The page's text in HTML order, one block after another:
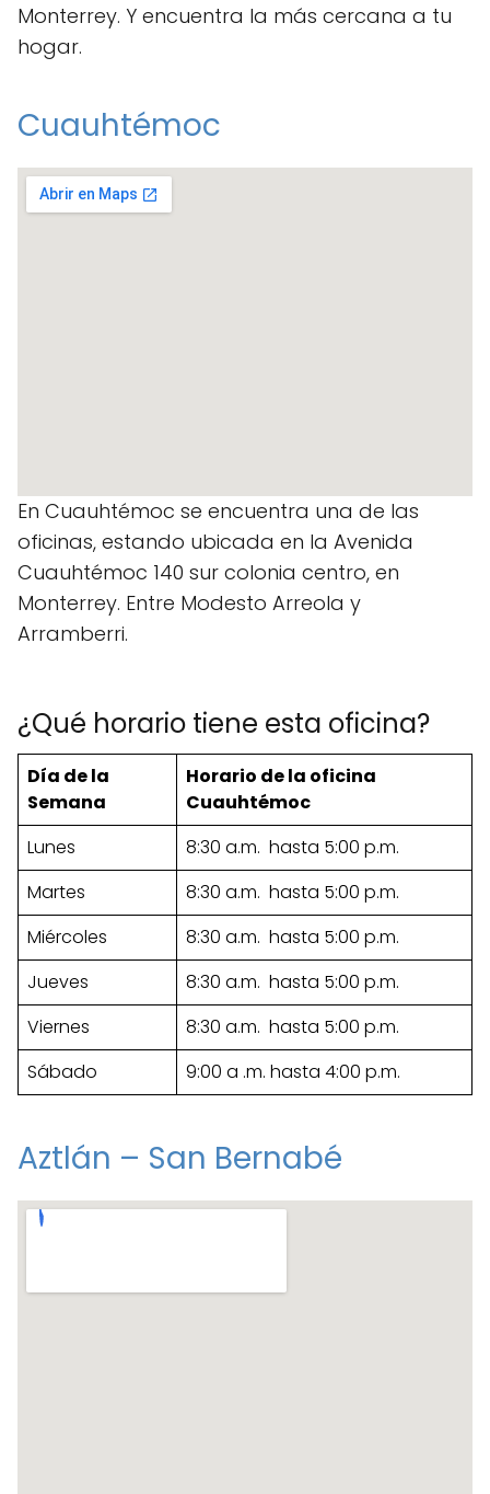
Monterrey. Y encuentra la más cercana a tu
hogar.
Cuauhtémoc
En Cuauhtémoc se encuentra una de las
oficinas, estando ubicada en la Avenida
Cuauhtémoc 140 sur colonia centro, en
Monterrey. Entre Modesto Arreola y
Arramberri.
¿Qué horario tiene esta oficina?
Día de la
Semana
Horario de la oficina
Cuauhtémoc
Lunes
8:30 a.m. hasta 5:00 p.m.
Martes
8:30 a.m. hasta 5:00 p.m.
Miércoles
8:30 a.m. hasta 5:00 p.m.
Jueves
8:30 a.m. hasta 5:00 p.m.
Viernes
8:30 a.m. hasta 5:00 p.m.
Sábado
9:00 a .m. hasta 4:00 p.m.
Aztlán – San Bernabé